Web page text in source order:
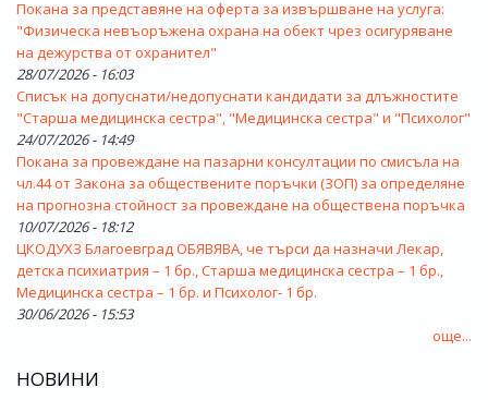
Покана за представяне на оферта за извършване на услуга:
"Физическа невъоръжена охрана на обект чрез осигуряване
на дежурства от охранител"
28/07/2026 - 16:03
Списък на допуснати/недопуснати кандидати за длъжностите
"Старша медицинска сестра", "Медицинска сестра" и "Психолог"
24/07/2026 - 14:49
Покана за провеждане на пазарни консултации по смисъла на
чл.44 от Закона за обществените поръчки (ЗОП) за определяне
на прогнозна стойност за провеждане на обществена поръчка
10/07/2026 - 18:12
ЦКОДУХЗ Благоевград ОБЯВЯВА, че търси да назначи Лекар,
детска психиатрия – 1 бр., Старша медицинска сестра – 1 бр.,
Медицинска сестра – 1 бр. и Психолог- 1 бр.
30/06/2026 - 15:53
още...
НОВИНИ